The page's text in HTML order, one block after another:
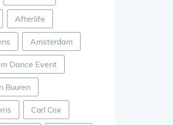
Afterlife
Amsterdam
Dance Event
Buuren
Carl Cox